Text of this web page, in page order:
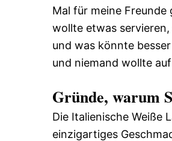
Mal für meine
wollte etwas
und was könnte
und niemand wollte
Gründe, warum
Die Italienische Weiße
einzigartiges